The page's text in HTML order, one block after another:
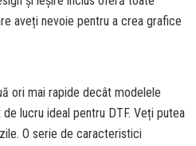
aveți nevoie pentru a crea grafice
ori mai rapide decât modelele
lucru ideal pentru DTF. Veți putea
O serie de caracteristici